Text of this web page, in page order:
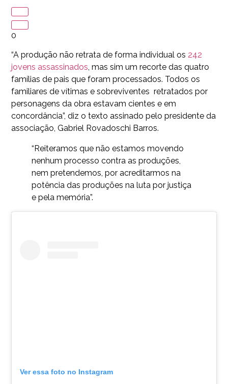
0
“A produção não retrata de forma individual os 242
jovens assassinados, mas sim um recorte das quatro
famílias de pais que foram processados. Todos os
familiares de vítimas e sobreviventes retratados por
personagens da obra estavam cientes e em
concordância”, diz o texto assinado pelo presidente da
associação, Gabriel Rovadoschi Barros.
“Reiteramos que não estamos movendo
nenhum processo contra as produções,
nem pretendemos, por acreditarmos na
potência das produções na luta por justiça
e pela memória”.
Ver essa foto no Instagram